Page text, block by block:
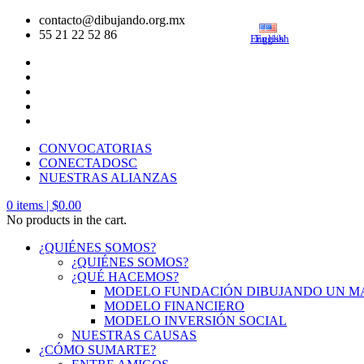
contacto@dibujando.org.mx
55 21 22 52 86
CONVOCATORIAS
CONECTADOSC
NUESTRAS ALIANZAS
0 items | $0.00
No products in the cart.
¿QUIÉNES SOMOS?
¿QUIÉNES SOMOS?
¿QUÉ HACEMOS?
MODELO FUNDACIÓN DIBUJANDO UN
MODELO FINANCIERO
MODELO INVERSIÓN SOCIAL
NUESTRAS CAUSAS
¿CÓMO SUMARTE?
English
English